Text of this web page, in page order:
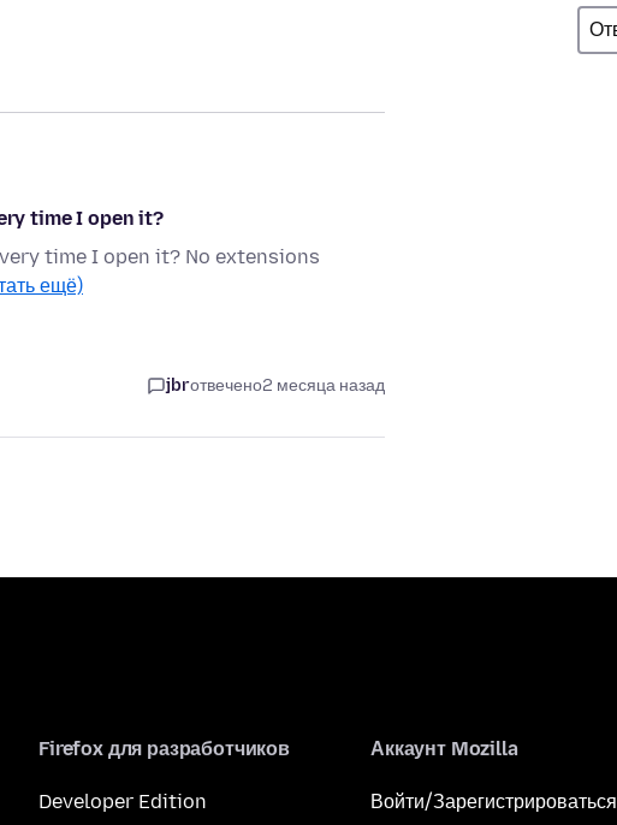
time I open it?
time I open it? No extensions
ещё)
jbrотвечено2 месяца назад
Firefox для разработчиков
Developer Edition
Аккаунт Mozilla
Войти/Зарегистрироваться